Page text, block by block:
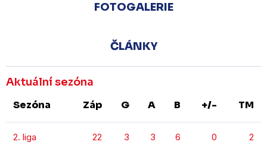
FOTOGALERIE
ČLÁNKY
Aktuální sezóna
Sezóna Záp G A B +/- TM
2. liga 22 3 3 6 0 2